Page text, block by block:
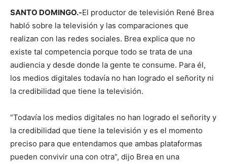
SANTO DOMINGO.-El productor de televisión René Brea
habló sobre la televisión y las comparaciones que
realizan con las redes sociales. Brea explica que no
existe tal competencia porque todo se trata de una
audiencia y desde donde la gente te consume. Para él,
los medios digitales todavía no han logrado el señority ni
la credibilidad que tiene la televisión.
“Todavía los medios digitales no han logrado el señority y
la credibilidad que tiene la televisión y es el momento
preciso para que entendamos que ambas plataformas
pueden convivir una con otra”, dijo Brea en una